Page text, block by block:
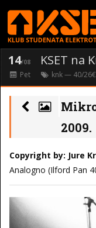
14/08 KSET na
Pet knk— 40/
2009.
Copyright by: Jure
Analogno (Ilford Pan